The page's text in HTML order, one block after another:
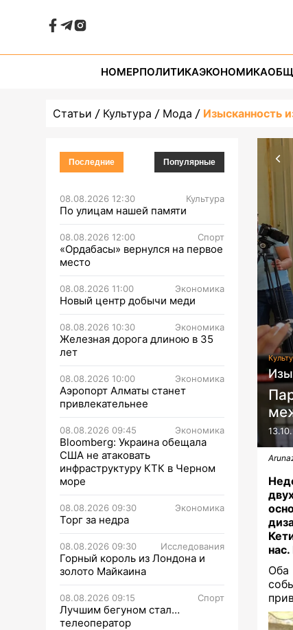
НОМЕРПОЛИТИКАЭКОНОМИКА
Статьи Культура Мода Изысканность
Последние Популярные
08.08.2026 12:30 Культура
По улицам нашей памяти
08.08.2026 12:00 Спорт
«Ордабасы» вернулся на первое
место
08.08.2026 11:00 Экономика
Новый центр добычи меди
08.08.2026 10:30 Экономика
Железная дорога длиною в 35
лет
08.08.2026 10:00 Экономика
Аэропорт Алматы станет
привлекательнее
08.08.2026 09:45 Экономика
Bloomberg: Украина обещала
США не атаковать
инфраструктуру КТК в Черном
море
08.08.2026 09:30 Экономика
Торг за недра
08.08.2026 09:30 Исследования
Горный король из Лондона и
золото Майкаина
08.08.2026 09:15 Спорт
Лучшим бегуном стал…
телеоператор